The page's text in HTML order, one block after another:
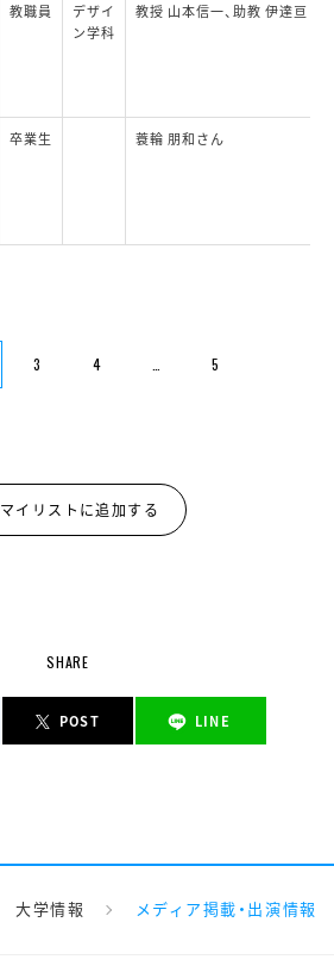
教職員
デザイ
ン学科
教授 山本信一、助教 伊達亘
卒業生 蓑輪 朋和さん
3 4 5
マイリストに追加する
SHARE
POST LINE
大学情報 メディア掲載・出演情報